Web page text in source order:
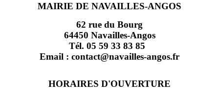
MAIRIE DE NAVAILLES-ANGOS
62 rue du Bourg
64450 Navailles-Angos
Tél. 05 59 33 83 85
Email : contact@navailles-angos.fr
HORAIRES D'OUVERTURE